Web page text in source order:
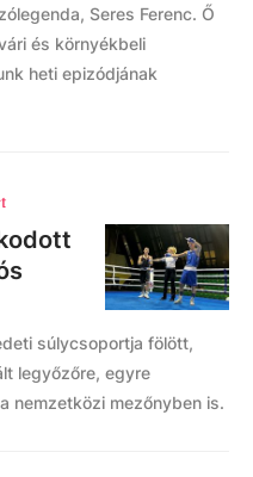
Seres Ferenc. Ő
és környékbeli
heti epizódjának
súlycsoportja fölött,
legyőzőre, egyre
nemzetközi mezőnyben is.